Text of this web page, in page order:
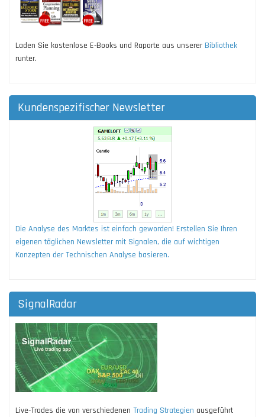
Laden Sie kostenlose E-Books und Raporte aus unserer Bibliothek
runter.
Kundenspezifischer Newsletter
Die Analyse des Marktes ist einfach geworden! Erstellen Sie Ihren
eigenen täglichen Newsletter mit Signalen, die auf wichtigen
Konzepten der Technischen Analyse basieren.
SignalRadar
Live-Trades die von verschiedenen Trading Strategien ausgeführt